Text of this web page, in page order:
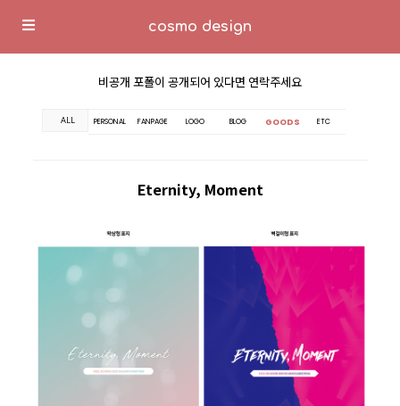
cosmo design
비공개 포폴이 공개되어 있다면 연락주세요
ALL PERSONAL FANPAGE LOGO BLOG GOODS ETC
Eternity, Moment